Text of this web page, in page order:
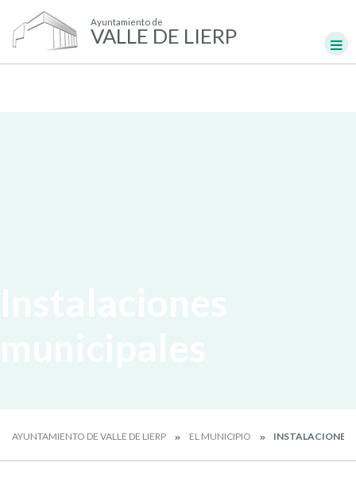
Ayuntamiento de
VALLE DE LIERP
AYUNTAMIENTO DE VALLE DE LIERP EL MUNICIPIO INSTALACIONES